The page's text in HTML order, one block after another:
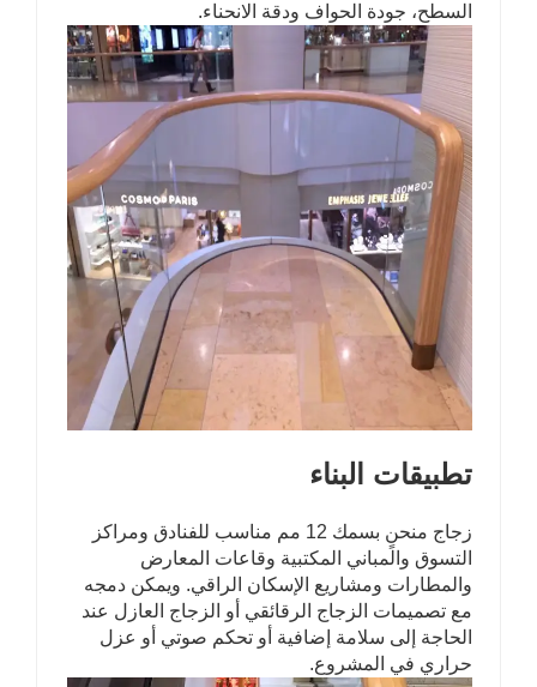
السطح، جودة الحواف ودقة الانحناء.
تطبيقات البناء
زجاج منحنٍ بسمك 12 مم مناسب للفنادق ومراكز
التسوق والمباني المكتبية وقاعات المعارض
والمطارات ومشاريع الإسكان الراقي. ويمكن دمجه
مع تصميمات الزجاج الرقائقي أو الزجاج العازل عند
الحاجة إلى سلامة إضافية أو تحكم صوتي أو عزل
حراري في المشروع.